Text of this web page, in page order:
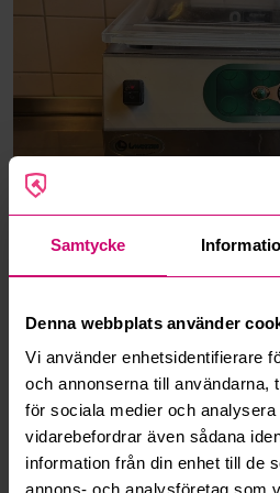
Samtycke
Denna webbplats använder
Vi använder enhetsidentifierare
och annonserna till användarna,
för sociala medier och
vidarebefordrar även sådana
information från din enhet till de
annons- och analysföretag som
Gå tillbaka till
Ansvarig auktionsmäklare
Marcus Vångström
Norrköping,